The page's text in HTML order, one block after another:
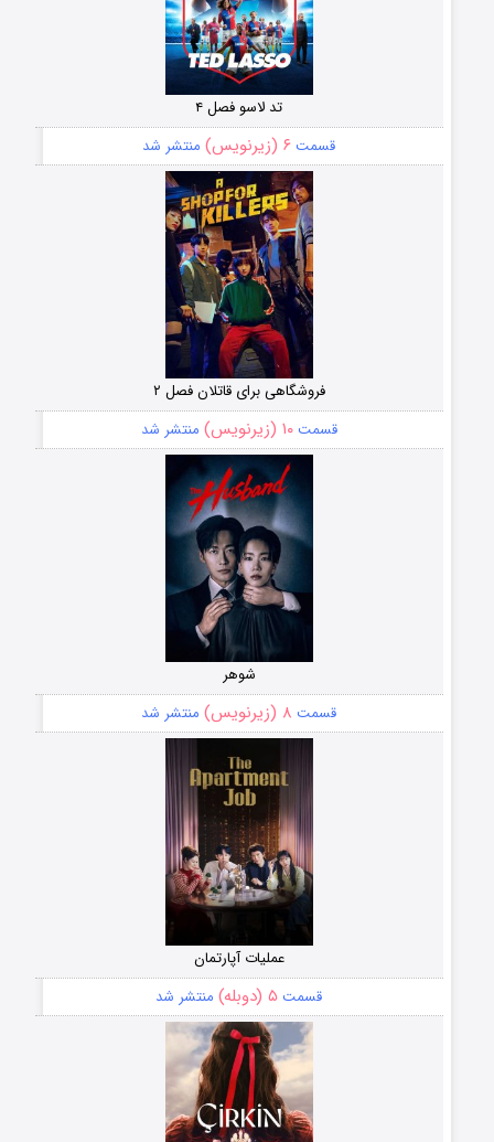
تد لاسو فصل ۴
قسمت ۶ (زیرنویس) منتشر شد
فروشگاهی برای قاتلان فصل ۲
قسمت۱۰ (زیرنویس) منتشر شد
شوهر
قسمت ۸ (زیرنویس) منتشر شد
عملیات آپارتمان
قسمت ۵ (دوبله) منتشر شد